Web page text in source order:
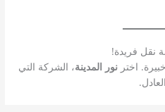
نقل فريدة!
اخترنور المدينة، الشركة التي